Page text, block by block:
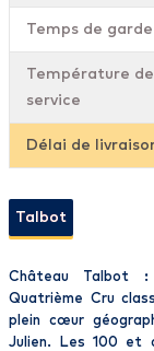
Temps de garde
Température de
service
Délai de
Talbot
Château Talbot
Quatrième Cru
plein cœur
Julien. Les 100 et